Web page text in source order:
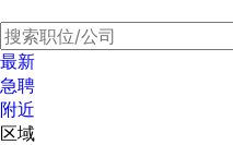
最新
急聘
附近
区域